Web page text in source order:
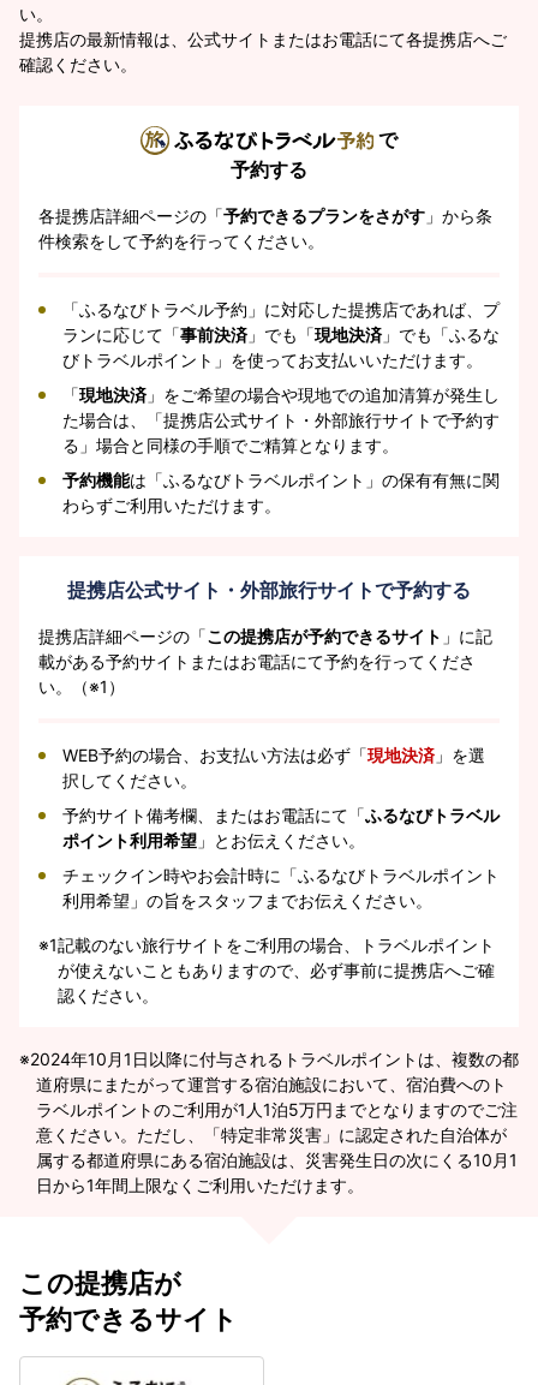
い。
提携店の最新情報は、公式サイトまたはお電話にて各提携店へご
確認ください。
で
予約する
各提携店詳細ページの「予約できるプランをさがす 」から条
件検索をして予約を行ってください。
「ふるなびトラベル予約」に対応した提携店であれば、プ
ランに応じて「事前決済 」でも「現地決済 」でも「ふるな
びトラベルポイント」を使ってお支払いいただけます。
「現地決済 」をご希望の場合や現地での追加清算が発生し
た場合は、「提携店公式サイト・外部旅行サイトで予約す
る」場合と同様の手順でご精算となります。
予約機能は「ふるなびトラベルポイント」の保有有無に関
わらずご利用いただけます。
提携店公式サイト・外部旅行サイトで予約する
提携店詳細ページの「この提携店が予約できるサイト 」に記
載がある予約サイトまたはお電話にて予約を行ってくださ
い。（※1）
WEB予約の場合、お支払い方法は必ず「現地決済 」を選
択してください。
予約サイト備考欄、またはお電話にて「ふるなびトラベル
ポイント利用希望 」とお伝えください。
チェックイン時やお会計時に「ふるなびトラベルポイント
利用希望」の旨をスタッフまでお伝えください。
※1記載のない旅行サイトをご利用の場合、トラベルポイント
が使えないこともありますので、必ず事前に提携店へご確
認ください。
2024年10月1日以降に付与されるトラベルポイントは、複数の都
道府県にまたがって運営する宿泊施設において、宿泊費へのト
ラベルポイントのご利用が1人1泊5万円までとなりますのでご注
意ください。ただし、「特定非常災害」に認定された自治体が
属する都道府県にある宿泊施設は、災害発生日の次にくる10月1
日から1年間上限なくご利用いただけます。
この提携店が
予約できるサイト